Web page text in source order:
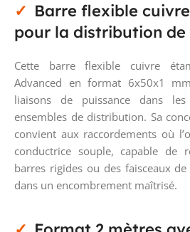
Barre flexible
pour la distribution
Cette barre flexible cuivre
Advanced en format 6x50x1
liaisons de puissance dans
ensembles de distribution. Sa
convient aux raccordements où
conductrice souple, capable de
barres rigides ou des faisceaux
dans un encombrement maîtrisé.